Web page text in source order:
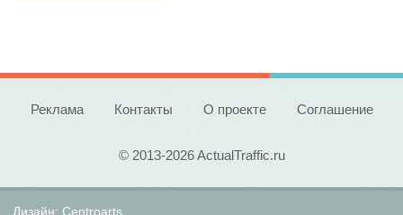
Реклама Контакты О проекте Соглашение
© 2013-2026 ActualTraffic.ru
Дизайн: Centroarts